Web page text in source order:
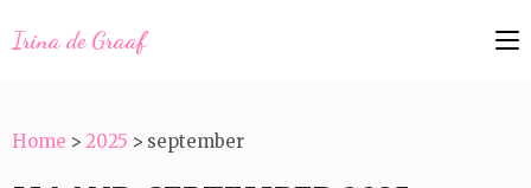
Irina de Graaf
Home > 2025 > september